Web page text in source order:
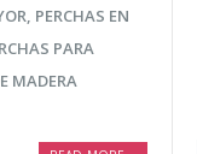
, PERCHAS EN
PARA
MADERA